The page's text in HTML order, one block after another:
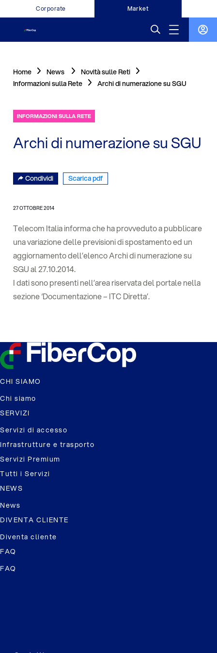
Corporate Market
Home News
Novità sulle Reti
Informazioni sulla Rete
Archi di numerazione su SGU
INFORMAZIONI SULLA RETE
Archi di numerazione su SGU
Condividi Scarica pdf
27 OTTOBRE 2014
Telecom Italia informa che ha provveduto a pubblicare
una variazione delle previsioni di spostamento ed un
aggiornamento dell’elenco Archi di numerazione su
SGU al 27.10.2014.
I dati sono presenti nell’area riservata del portale nella
sezione ‘Documentazione – ITC Diretta’.
CHI SIAMO
Chi siamo
SERVIZI
Servizi di accesso
Infrastrutture e trasporto
Servizi Premium
Tutti i Servizi
NEWS
News
DIVENTA CLIENTE
Diventa cliente
FAQ
FAQ